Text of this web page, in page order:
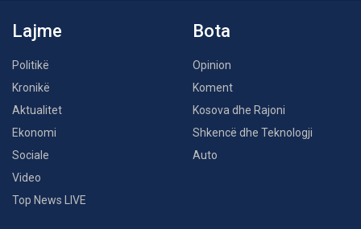
Lajme
Politikë
Kronikë
Aktualitet
Ekonomi
Sociale
Video
Top News LIVE
Bota
Opinion
Koment
Kosova dhe Rajoni
Shkencë dhe Teknologji
Auto